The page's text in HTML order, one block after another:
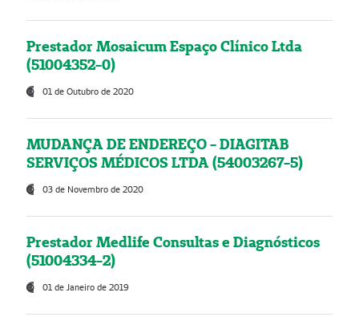
Prestador Mosaicum Espaço Clínico Ltda
(51004352-0)
01 de Outubro de 2020
MUDANÇA DE ENDEREÇO - DIAGITAB
SERVIÇOS MÉDICOS LTDA (54003267-5)
03 de Novembro de 2020
Prestador Medlife Consultas e Diagnósticos
(51004334-2)
01 de Janeiro de 2019